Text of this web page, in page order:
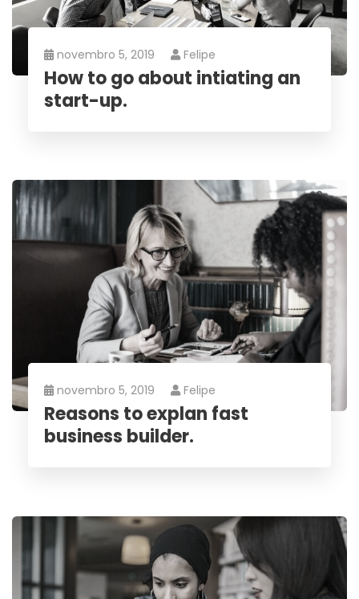
novembro 5, 2019 Felipe
How to go about intiating an
start-up.
novembro 5, 2019 Felipe
Reasons to explan fast
business builder.